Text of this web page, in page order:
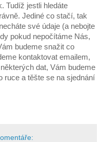
Tudíž jestli hledáte
Jediné co stačí, tak
své údaje (a nebojte
pokud nepočítáme Nás,
budeme snažit co
kontaktovat emailem,
dat, Vám budeme
ruce a těšte se na sjednání